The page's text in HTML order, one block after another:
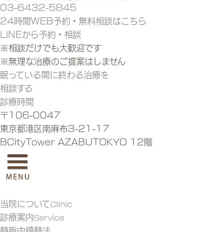
03-6432-5845
24時間WEB予約・無料相談はこちら
LINEから予約・相談
※相談だけでも大歓迎です
※無理な治療のご提案はしません
眠っている間に終わる治療を
相談する
診療時間
〒106-0047
東京都港区南麻布3-21-17
BCityTower AZABUTOKYO 12階
当院についてClinic
診療案内Service